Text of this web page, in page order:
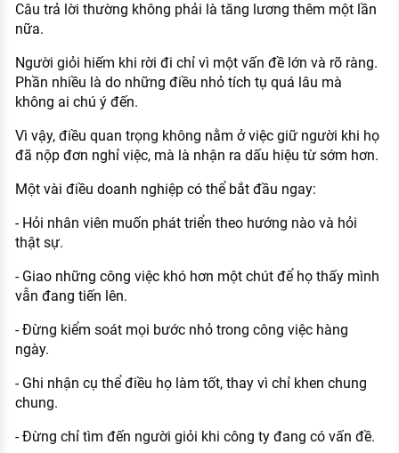
Câu trả lời thường không phải là tăng lương thêm một lần
nữa.
Người giỏi hiếm khi rời đi chỉ vì một vấn đề lớn và rõ ràng.
Phần nhiều là do những điều nhỏ tích tụ quá lâu mà
không ai chú ý đến.
Vì vậy, điều quan trọng không nằm ở việc giữ người khi họ
đã nộp đơn nghỉ việc, mà là nhận ra dấu hiệu từ sớm hơn.
Một vài điều doanh nghiệp có thể bắt đầu ngay:
- Hỏi nhân viên muốn phát triển theo hướng nào và hỏi
thật sự.
- Giao những công việc khó hơn một chút để họ thấy mình
vẫn đang tiến lên.
- Đừng kiểm soát mọi bước nhỏ trong công việc hàng
ngày.
- Ghi nhận cụ thể điều họ làm tốt, thay vì chỉ khen chung
chung.
- Đừng chỉ tìm đến người giỏi khi công ty đang có vấn đề.